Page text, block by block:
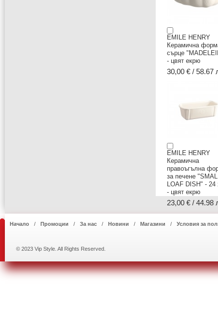
EMILE HENRY
Керамична
сърце
- цвят екрю
30,00 € / 58.67
EMILE HENRY
Керамична
правоъгълна
за печене
LOAF DISH" - 24
- цвят екрю
23,00 € / 44.98
Начало Промоции За нас Новини Магазини Условия за
© 2023 Vip Style. All Rights Reserved.